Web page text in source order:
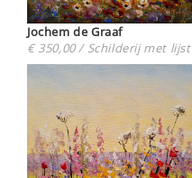
Jochem de Graaf
€ 350,00 / Schilderij met lijst